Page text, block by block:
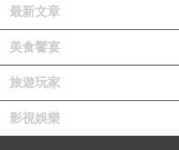
最新文章
美食饗宴
旅遊玩家
影視娛樂